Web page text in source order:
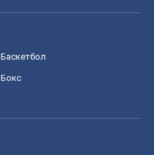
Баскетбол
Бокс